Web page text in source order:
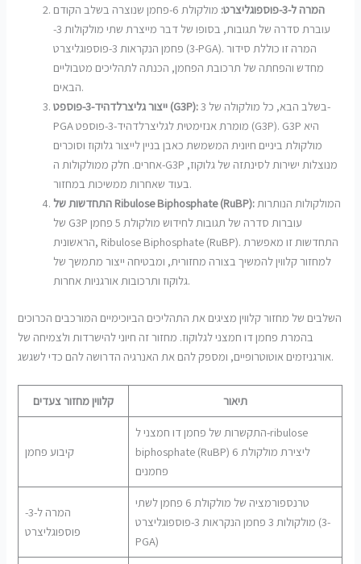
המרה ל-3-פוספוגליצרט:
מולקולת 6-פחמן שנוצרה בשלב הקודם
עוברת סדרה של תגובות, בסופו של דבר מייצרת שתי מולקולות 3-
פחמן הנקראות 3-פוספוגליצרט (3-PGA). המרה זו כוללת סידור
מחדש והפחתה של תרכובת הפחמן, הכנתה לתהליכים מטבוליים
הבאים.
ייצור גליצרלדהיד-3-פוספט (G3P):בשלב הבא, כל מולקולה של 3-
PGA מומרת אנזימטית לגליצרלדהיד-3-פוספט (G3P). G3P היא
מולקולת ביניים חיונית המשמשת כאבן בניין לייצור גלוקוז וסוכרים
אחרים. חלק ממולקולות ה-G3P מנוצלות ישירות לסינתזה של גלוקוז,
בעוד שאחרות ממשיכות במחזור.
התחדשות של Ribulose Biphosphate (RuBP):המולקולות הנותרות
של G3P עוברות סדרה של תגובות לחידוש מולקולת 5 פחמן
הראשונית, Ribulose Biphosphate (RuBP). התחדשות זו מאפשרת
למחזור קלווין להמשיך בצורה מחזורית, ומבטיחה ייצור מתמשך של
גלוקוז ותרכובות אורגניות אחרות.
השלבים של מחזור קלווין מציגים את התהליכים הביוכימיים המורכבים הכרוכים
בהמרת פחמן דו חמצני לגלוקוז. מחזור זה חיוני להישרדות ולצמיחה של
אורגניזמים אוטוטרופיים, ומספק להם את האנרגיה הדרושה להם כדי לשגשג.
קלווין מחזור צעדים תיאור
קיבוע פחמן
התקשרות של פחמן דו חמצני ל-ribulose
biphosphate (RuBP) ליצירת מולקולת 6
פחמנים
המרה ל-3-
פוספוגליצרט
טרנספורמציה של מולקולת 6 פחמן לשתי
מולקולות 3 פחמן הנקראות 3-פוספוגליצרט (3-
PGA)